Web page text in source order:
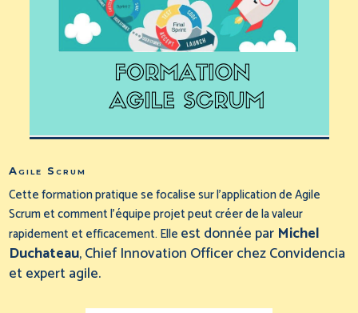
Agile Scrum
Cette formation pratique se focalise sur l’application de Agile
Scrum et comment l’équipe projet peut créer de la valeur
rapidement et efficacement. Elle est donnée par Michel
Duchateau, Chief Innovation Officer chez Convidencia
et expert agile.